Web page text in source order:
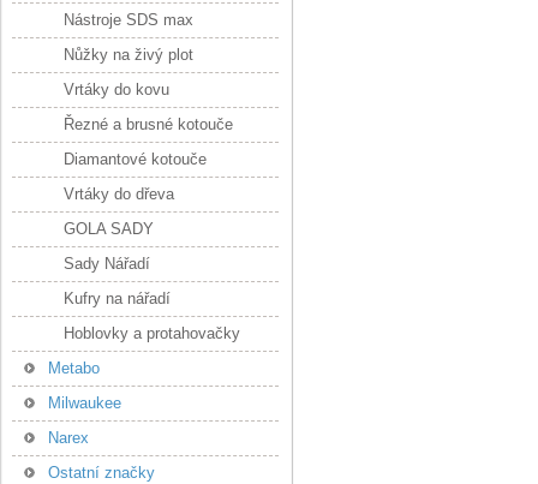
Nástroje SDS max
Nůžky na živý plot
Vrtáky do kovu
Řezné a brusné kotouče
Diamantové kotouče
Vrtáky do dřeva
GOLA SADY
Sady Nářadí
Kufry na nářadí
Hoblovky a protahovačky
Metabo
Milwaukee
Narex
Ostatní značky